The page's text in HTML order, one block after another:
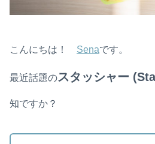
こんにちは！ Senaです。
最近話題のスタッシャー
知ですか？